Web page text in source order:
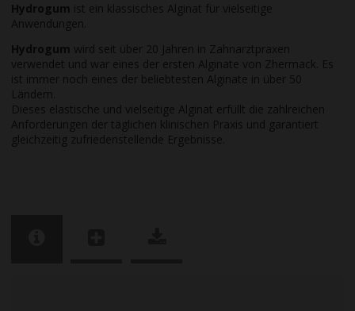
Hydrogum ist ein klassisches Alginat für vielseitige
Anwendungen.
Hydrogum wird seit über 20 Jahren in Zahnarztpraxen
verwendet und war eines der ersten Alginate von Zhermack. Es
ist immer noch eines der beliebtesten Alginate in über 50
Ländern.
Dieses elastische und vielseitige Alginat erfüllt die zahlreichen
Anforderungen der täglichen klinischen Praxis und garantiert
gleichzeitig zufriedenstellende Ergebnisse.